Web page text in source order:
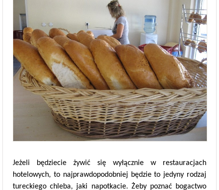
Jeżeli będziecie żywić się wyłącznie w restauracjach
hotelowych, to najprawdopodobniej będzie to jedyny rodzaj
tureckiego chleba, jaki napotkacie. Żeby poznać bogactwo